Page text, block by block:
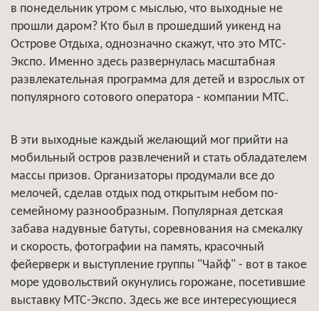
в понедельник утром с мыслью, что выходные не
прошли даром? Кто был в прошедший уикенд на
Острове Отдыха, однозначно скажут, что это МТС-
Экспо. Именно здесь развернулась масштабная
развлекательная программа для детей и взрослых от
популярного сотового оператора - компании МТС.
В эти выходные каждый желающий мог прийти на
мобильный остров развлечений и стать обладателем
массы призов. Организаторы продумали все до
мелочей, сделав отдых под открытым небом по-
семейному разнообразным. Популярная детская
забава надувные батуты, соревнования на смекалку
и скорость, фотографии на память, красочный
фейерверк и выступление группы "Чайф" - вот в такое
море удовольствий окунулись горожане, посетившие
выставку МТС-Экспо. Здесь же все интересующиеся